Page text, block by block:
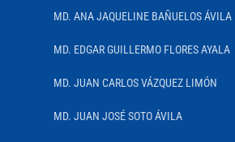
MD. ANA JAQUELINE BAÑUELOS ÁVILA
MD. EDGAR GUILLERMO FLORES AYALA
MD. JUAN CARLOS VÁZQUEZ LIMÓN
MD. JUAN JOSÉ SOTO ÁVILA